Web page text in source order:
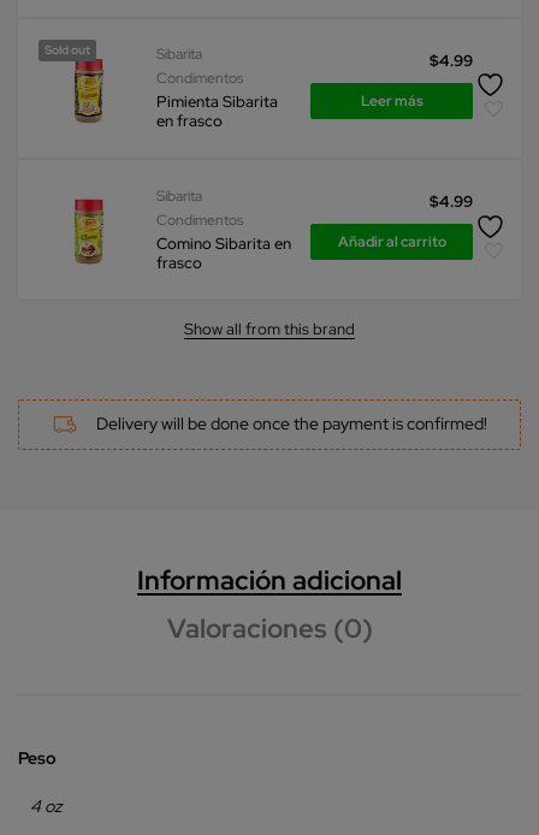
Sold out
Sibarita
Condimentos
Pimienta Sibarita
en frasco
$4.99
Leer más
Sibarita
Condimentos
Comino Sibarita en
frasco
$4.99
Añadir al carrito
Show all from this brand
Delivery will be done once the payment is confirmed!
Información adicional
Valoraciones (0)
Peso
4 oz